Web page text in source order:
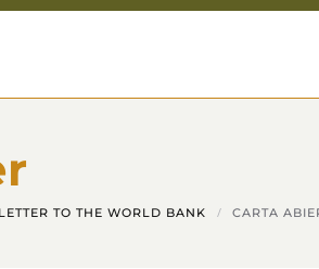
LETTER TO THE WORLD BANK CARTA